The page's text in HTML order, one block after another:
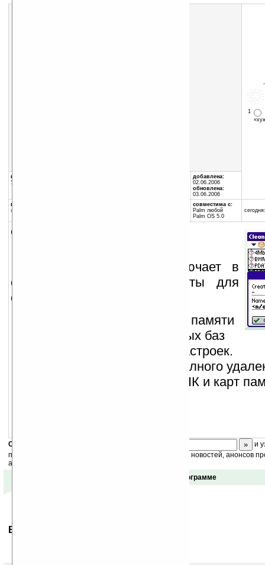
1
группы программы:
Утилиты
добавлена:
02.06.2006
обновлена:
03.06.2006
программа:
шареварная
совместима с:
Palm любой
Palm OS 5.0
описание:
Hiratte Clean Pack включает в
себя 2 популярные утилиты для
очистки памяти КПК:
— для очистки памяти
КПК от остатков удаленных баз
данных и сохраненных настроек.
— для полного
приложений из памяти КПК и карт
Скоро
и
получайте ежедневный или еженедельный дайджест новостей, анонсов
акций сайта на ваш почтовый ящик.
Отзывы о программе
Ваше мнение будет первым.